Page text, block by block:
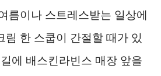
름이나 스트레스받는 일상에
림 한 스쿱이 간절할 때가 있
에 배스킨라빈스 매장 앞을